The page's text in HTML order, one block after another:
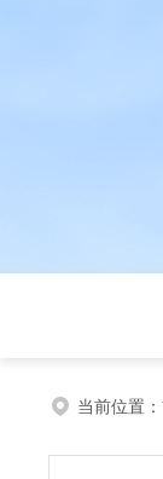
当前位置：